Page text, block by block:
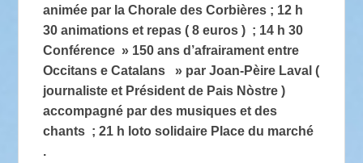
animée par la Chorale des Corbières ; 12 h
30 animations et repas ( 8 euros ) ; 14 h 30
Conférence » 150 ans d’afrairament entre
Occitans e Catalans » par Joan-Pèire Laval (
journaliste et Président de Pais Nòstre )
accompagné par des musiques et des
chants ; 21 h loto solidaire Place du marché
.